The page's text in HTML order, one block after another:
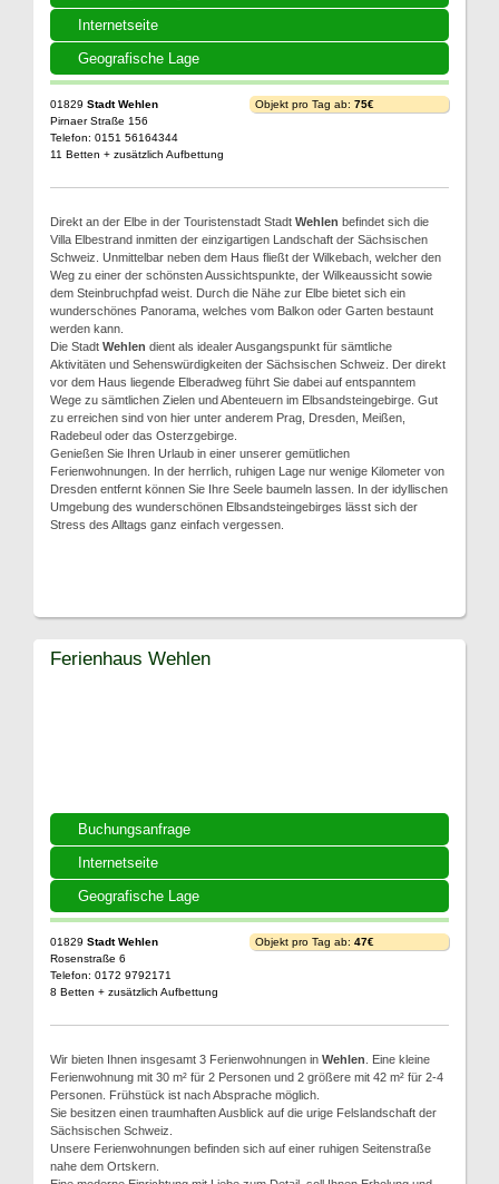
Internetseite
Geografische Lage
01829 Stadt Wehlen
Pirnaer Straße 156
Telefon: 0151 56164344
11 Betten + zusätzlich Aufbettung
Objekt pro Tag ab: 75€
Direkt an der Elbe in der Touristenstadt Stadt Wehlen befindet sich die
Villa Elbestrand inmitten der einzigartigen Landschaft der Sächsischen
Schweiz. Unmittelbar neben dem Haus fließt der Wilkebach, welcher den
Weg zu einer der schönsten Aussichtspunkte, der Wilkeaussicht sowie
dem Steinbruchpfad weist. Durch die Nähe zur Elbe bietet sich ein
wunderschönes Panorama, welches vom Balkon oder Garten bestaunt
werden kann.
Die Stadt Wehlen dient als idealer Ausgangspunkt für sämtliche
Aktivitäten und Sehenswürdigkeiten der Sächsischen Schweiz. Der direkt
vor dem Haus liegende Elberadweg führt Sie dabei auf entspanntem
Wege zu sämtlichen Zielen und Abenteuern im Elbsandsteingebirge. Gut
zu erreichen sind von hier unter anderem Prag, Dresden, Meißen,
Radebeul oder das Osterzgebirge.
Genießen Sie Ihren Urlaub in einer unserer gemütlichen
Ferienwohnungen. In der herrlich, ruhigen Lage nur wenige Kilometer von
Dresden entfernt können Sie Ihre Seele baumeln lassen. In der idyllischen
Umgebung des wunderschönen Elbsandsteingebirges lässt sich der
Stress des Alltags ganz einfach vergessen.
Buchungsanfrage
Internetseite
Geografische Lage
Ferienhaus Wehlen
01829 Stadt Wehlen
Rosenstraße 6
Telefon: 0172 9792171
8 Betten + zusätzlich Aufbettung
Objekt pro Tag ab: 47€
Wir bieten Ihnen insgesamt 3 Ferienwohnungen in Wehlen . Eine kleine
Ferienwohnung mit 30 m² für 2 Personen und 2 größere mit 42 m² für 2-4
Personen. Frühstück ist nach Absprache möglich.
Sie besitzen einen traumhaften Ausblick auf die urige Felslandschaft der
Sächsischen Schweiz.
Unsere Ferienwohnungen befinden sich auf einer ruhigen Seitenstraße
nahe dem Ortskern.